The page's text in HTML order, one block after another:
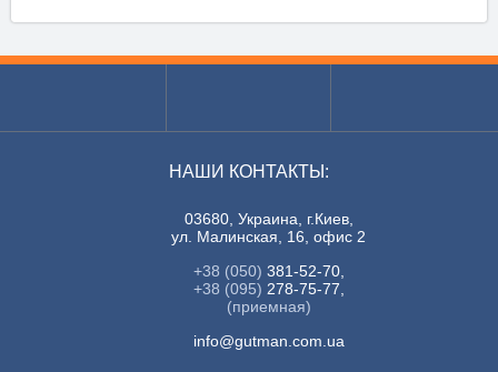
НАШИ КОНТАКТЫ:
03680, Украина, г.Киев,
ул. Малинская, 16, офис 2
+38 (050) 381-52-70,
+38 (095) 278-75-77,
(приемная)
info@gutman.com.ua